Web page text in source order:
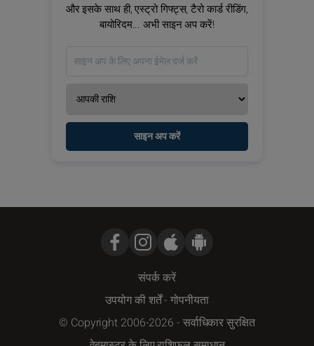
और इसके साथ ही, एस्ट्रो गिफ्ट्स, टैरो कार्ड रीडिंग,
बायोरिदम... अभी साइन अप करें!
साइन अप करें
संपर्क करें
उपयोग की शर्तें-गोपनीयता
© Copyright 2006-2026 - सर्वाधिकार सुरक्षित